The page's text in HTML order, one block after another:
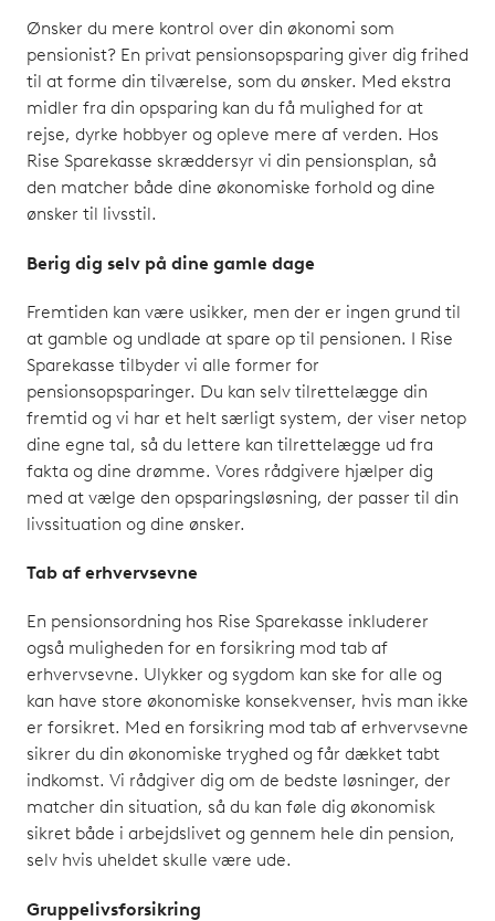
Ønsker du mere kontrol over din økonomi som
pensionist? En privat pensionsopsparing giver dig frihed
til at forme din tilværelse, som du ønsker. Med ekstra
midler fra din opsparing kan du få mulighed for at
rejse, dyrke hobbyer og opleve mere af verden. Hos
Rise Sparekasse skræddersyr vi din pensionsplan, så
den matcher både dine økonomiske forhold og dine
ønsker til livsstil.
Berig dig selv på dine gamle dage
Fremtiden kan være usikker, men der er ingen grund til
at gamble og undlade at spare op til pensionen. I Rise
Sparekasse tilbyder vi alle former for
pensionsopsparinger. Du kan selv tilrettelægge din
fremtid og vi har et helt særligt system, der viser netop
dine egne tal, så du lettere kan tilrettelægge ud fra
fakta og dine drømme. Vores rådgivere hjælper dig
med at vælge den opsparingsløsning, der passer til din
livssituation og dine ønsker.
Tab af erhvervsevne
En pensionsordning hos Rise Sparekasse inkluderer
også muligheden for en forsikring mod tab af
erhvervsevne. Ulykker og sygdom kan ske for alle og
kan have store økonomiske konsekvenser, hvis man ikke
er forsikret. Med en forsikring mod tab af erhvervsevne
sikrer du din økonomiske tryghed og får dækket tabt
indkomst. Vi rådgiver dig om de bedste løsninger, der
matcher din situation, så du kan føle dig økonomisk
sikret både i arbejdslivet og gennem hele din pension,
selv hvis uheldet skulle være ude.
Gruppelivsforsikring